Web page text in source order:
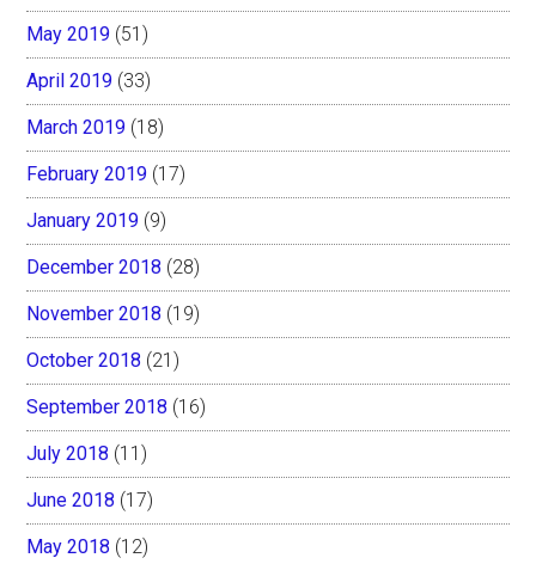
May 2019 (51)
April 2019 (33)
March 2019 (18)
February 2019 (17)
January 2019 (9)
December 2018 (28)
November 2018 (19)
October 2018 (21)
September 2018 (16)
July 2018 (11)
June 2018 (17)
May 2018 (12)